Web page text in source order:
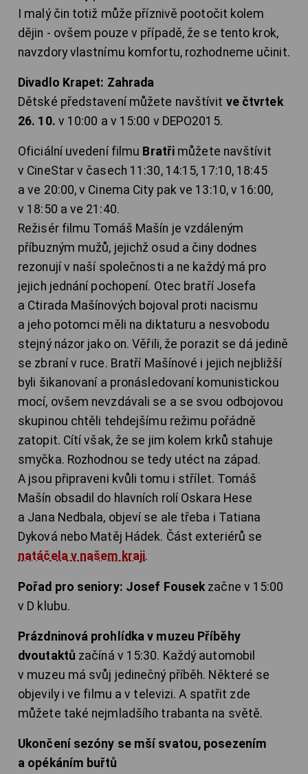
I malý čin totiž může příznivě pootočit kolem
dějin - ovšem pouze v případě, že se tento krok,
navzdory vlastnímu komfortu, rozhodneme učinit.
Divadlo Krapet: Zahrada
Dětské představení můžete navštívit ve čtvrtek
26. 10. v 10:00 a v 15:00 v DEPO2015.
Oficiální uvedení filmu Bratři můžete navštívit
v CineStar v časech 11:30, 14:15, 17:10, 18:45
a ve 20:00, v Cinema City pak ve 13:10, v 16:00,
v 18:50 a ve 21:40.
Režisér filmu Tomáš Mašín je vzdáleným
příbuzným mužů, jejichž osud a činy dodnes
rezonují v naší společnosti a ne každý má pro
jejich jednání pochopení. Otec bratří Josefa
a Ctirada Mašínových bojoval proti nacismu
a jeho potomci měli na diktaturu a nesvobodu
stejný názor jako on. Věřili, že porazit se dá jedině
se zbraní v ruce. Bratří Mašínové i jejich nejbližší
byli šikanovaní a pronásledovaní komunistickou
mocí, ovšem nevzdávali se a se svou odbojovou
skupinou chtěli tehdejšímu režimu pořádně
zatopit. Cítí však, že se jim kolem krků stahuje
smyčka. Rozhodnou se tedy utéct na západ.
A jsou připraveni kvůli tomu i střílet. Tomáš
Mašín obsadil do hlavních rolí Oskara Hese
a Jana Nedbala, objeví se ale třeba i Tatiana
Dyková nebo Matěj Hádek. Část exteriérů se
natáčela v našem kraji.
Pořad pro seniory: Josef Fousek začne v 15:00
v D klubu.
Prázdninová prohlídka v muzeu Příběhy
dvoutaktů začíná v 15:30. Každý automobil
v muzeu má svůj jedinečný příběh. Některé se
objevily i ve filmu a v televizi. A spatřit zde
můžete také nejmladšího trabanta na světě.
Ukončení sezóny se mší svatou, posezením
a opékáním buřtů